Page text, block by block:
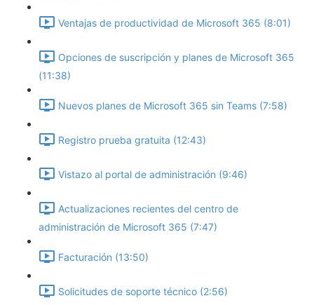
Ventajas de productividad de Microsoft 365 (8:01)
Opciones de suscripción y planes de Microsoft 365
(11:38)
Nuevos planes de Microsoft 365 sin Teams (7:58)
Registro prueba gratuita (12:43)
Vistazo al portal de administración (9:46)
Actualizaciones recientes del centro de
administración de Microsoft 365 (7:47)
Facturación (13:50)
Solicitudes de soporte técnico (2:56)